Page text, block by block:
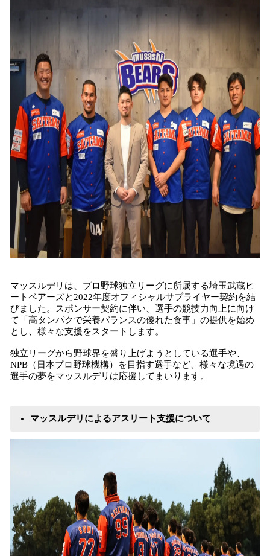
マッスルデリは、プロ野球独立リーグに所属する埼玉武蔵ヒ
ートベアーズと2022年度オフィシャルサプライヤー契約を結
びました。スポンサー契約に伴い、選手の競技力向上に向け
て「高タンパクで栄養バランスの優れた食事」の提供を始め
とし、様々な支援をスタートします。
独立リーグから野球界を盛り上げようとしている選手や、
NPB（日本プロ野球機構）を目指す選手など、様々な境遇の
選手の夢をマッスルデリは応援してまいります。
マッスルデリによるアスリート支援について